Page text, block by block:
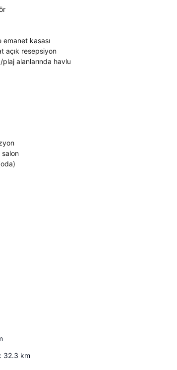
emanet kasası
açık resepsiyon
plaj alanlarında havlu
salon
: 32.3 km